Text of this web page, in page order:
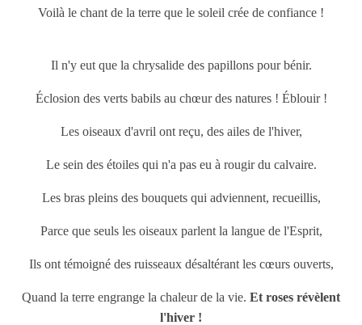
Voilà le chant de la terre que le soleil crée de confiance !
Il n'y eut que la chrysalide des papillons pour bénir.
Éclosion des verts babils au chœur des natures ! Éblouir !
Les oiseaux d'avril ont reçu, des ailes de l'hiver,
Le sein des étoiles qui n'a pas eu à rougir du calvaire.
Les bras pleins des bouquets qui adviennent, recueillis,
Parce que seuls les oiseaux parlent la langue de l'Esprit,
Ils ont témoigné des ruisseaux désaltérant les cœurs ouverts,
Quand la terre engrange la chaleur de la vie. Et roses révèlent
l'hiver !